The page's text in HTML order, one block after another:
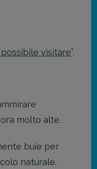
visitare”.
molto alte.
buie per
naturale.